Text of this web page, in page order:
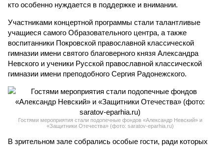
кто особенно нуждается в поддержке и внимании.
Участниками концертной программы стали талантливые
учащиеся самого Образовательного центра, а также
воспитанники Покровской православной классической
гимназии имени святого благоверного князя Александра
Невского и ученики Русской православной классической
гимназии имени преподобного Сергия Радонежского.
Гостями мероприятия стали подопечные фондов «Александр Невский» и
«Защитники Отечества» (фото: saratov-eparhia.ru)
В зрительном зале собрались особые гости, ради которых